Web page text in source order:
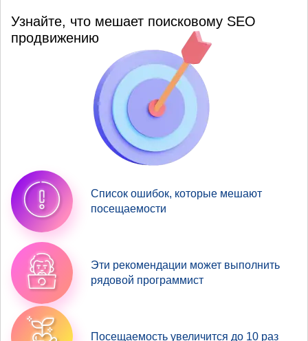
Узнайте, что мешает поисковому SEO
продвижению
Список ошибок, которые мешают
посещаемости
Эти рекомендации может выполнить
рядовой программист
Посещаемость увеличится до 10 раз